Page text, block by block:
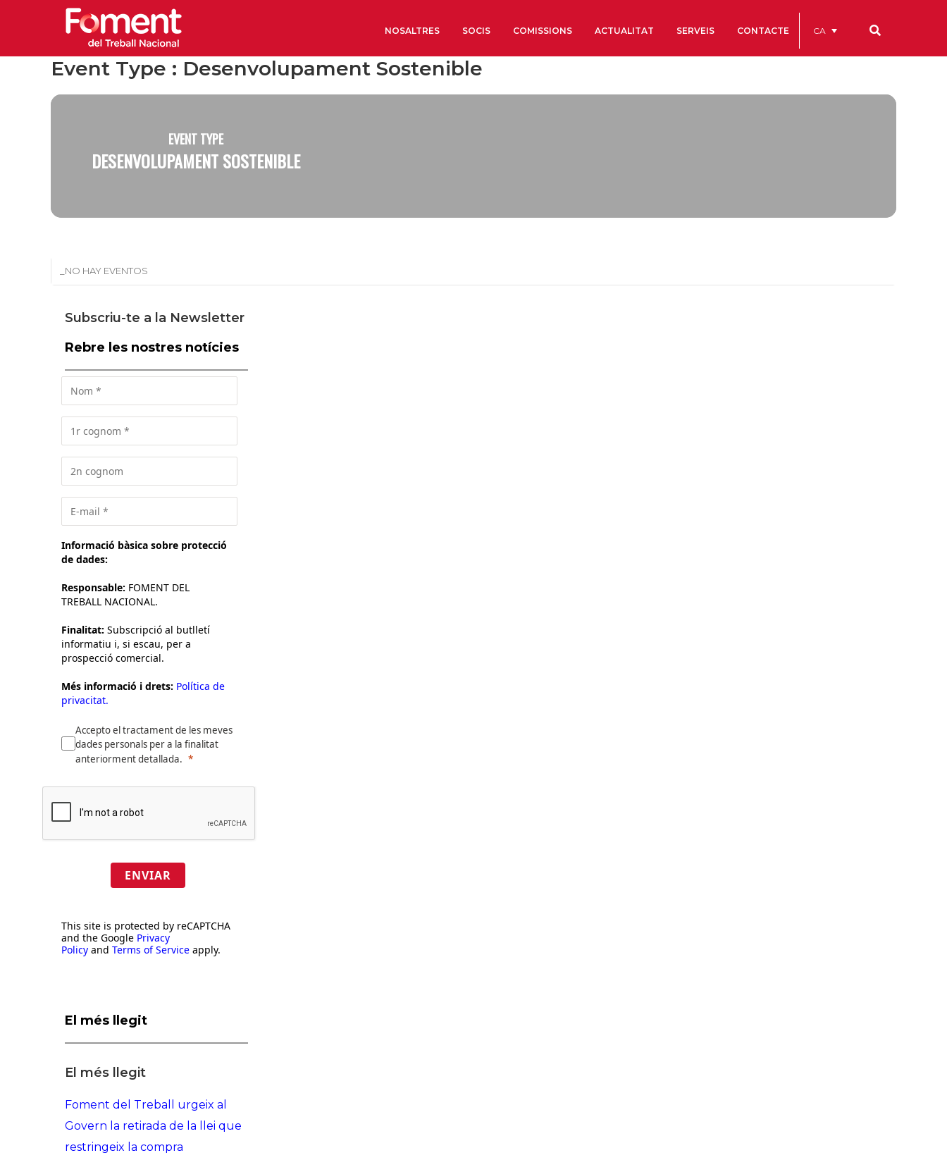
NOSALTRES
Econòmics i Socials
SOCIS COMISSIONS ACTUALITAT SERVEIS CONTACTE CA
Event Type : Desenvolupament Sostenible
EVENT TYPE
DESENVOLUPAMENT SOSTENIBLE
_NO HAY EVENTOS
Subscriu-te a la Newsletter
Rebre les nostres notícies
Informació bàsica sobre protecció
de dades:
Responsable: FOMENT DEL
TREBALL NACIONAL.
Finalitat: Subscripció al butlletí
informatiu i, si escau, per a
prospecció comercial.
Més informació i drets: Política de
privacitat.
Accepto el tractament de les meves
dades personals per a la finalitat
anteriorment detallada.
ENVIAR
This site is protected by reCAPTCHA
and the Google Privacy
Policy and Terms of Service apply.
El més llegit
El més llegit
Foment del Treball urgeix al
Govern la retirada de la llei que
restringeix la compra